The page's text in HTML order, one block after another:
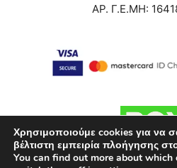
ΑΡ. Γ.Ε.ΜΗ:
Χρησιμοποιούμε cookies για να
βέλτιστη εμπειρία πλοήγησης
You can find out more about which